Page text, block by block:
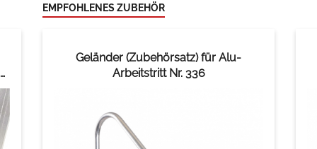
EMPFOHLENES ZUBEHÖR
Geländer (Zubehörsatz) für Alu-
Arbeitstritt Nr. 336